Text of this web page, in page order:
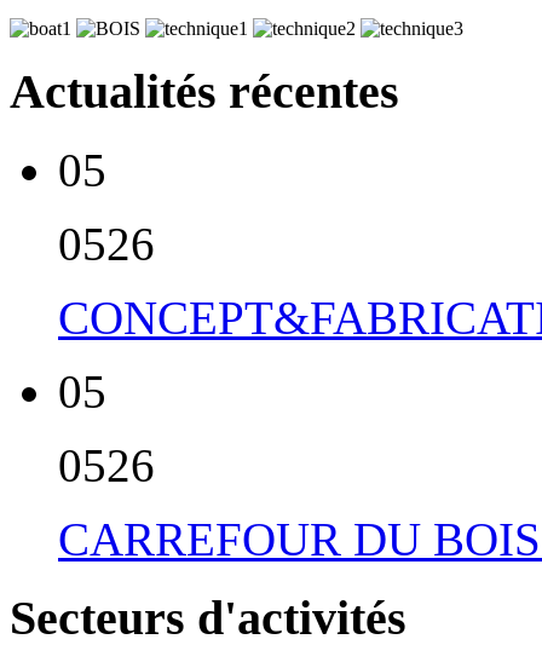
Actualités récentes
05
0526
05
0526
CARREFOUR DU
Secteurs d'activités